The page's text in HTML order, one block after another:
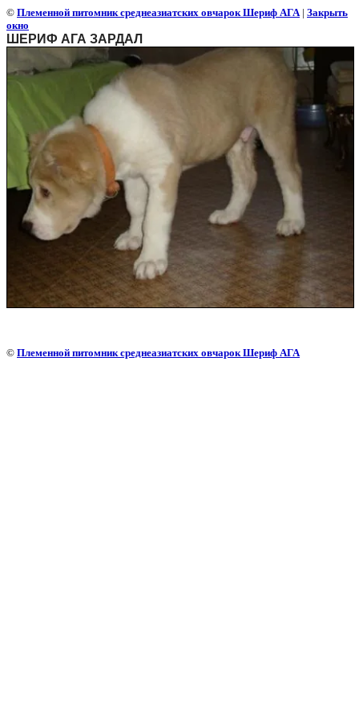
© Племенной питомник среднеазиатских овчарок Шериф АГА| Закрыть
окно
ШЕРИФ АГА ЗАРДАЛ
© Племенной питомник среднеазиатских овчарок Шериф АГА